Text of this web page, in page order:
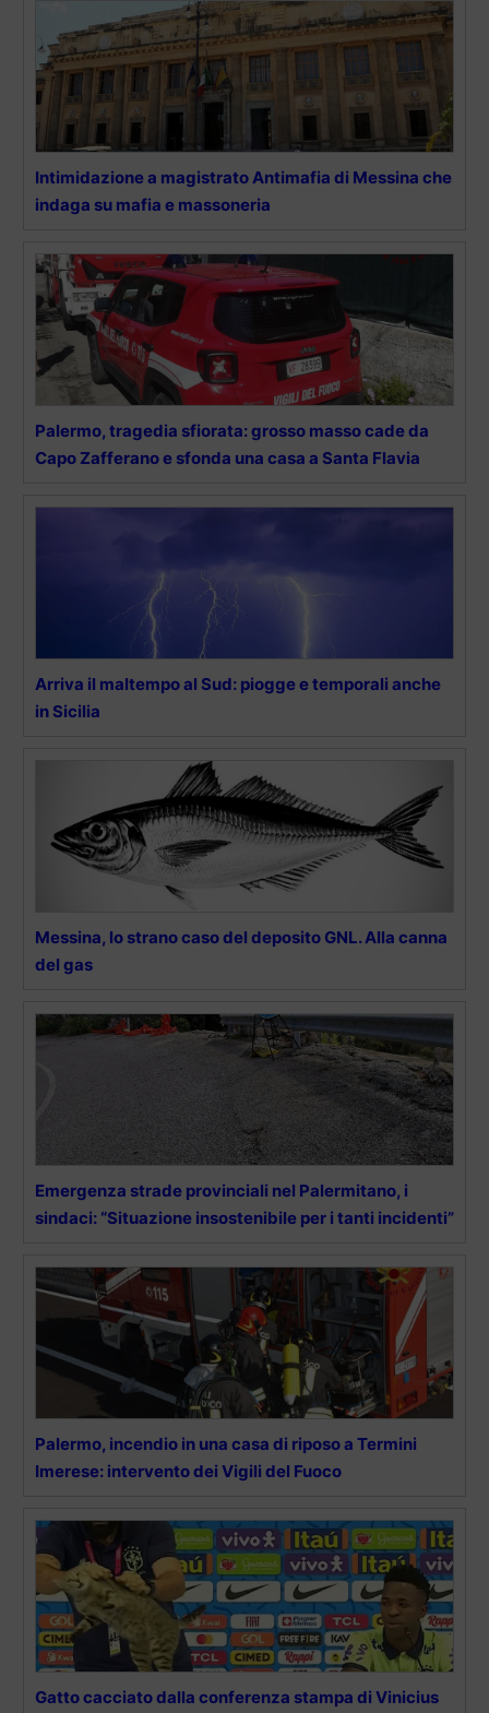
Intimidazione a magistrato Antimafia di Messina che
indaga su mafia e massoneria
Palermo, tragedia sfiorata: grosso masso cade da
Capo Zafferano e sfonda una casa a Santa Flavia
Arriva il maltempo al Sud: piogge e temporali anche
in Sicilia
Messina, lo strano caso del deposito GNL. Alla canna
del gas
Emergenza strade provinciali nel Palermitano, i
sindaci: “Situazione insostenibile per i tanti incidenti”
Palermo, incendio in una casa di riposo a Termini
Imerese: intervento dei Vigili del Fuoco
Gatto cacciato dalla conferenza stampa di Vinicius